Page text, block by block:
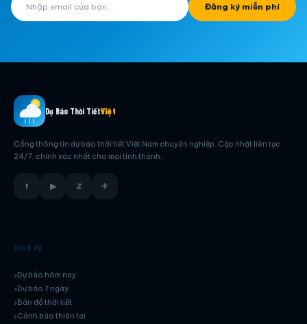
Đăng ký miễn phí
Dự Báo Thời TiếtViệt
Cổng thông tin dự báo thời tiết Việt Nam chuyên nghiệp. Cập nhật liên tục
24/7, chính xác nhất cho mọi tỉnh thành.
f ▶ Z ✈
DỊCH VỤ
Dự báo hôm nay
Dự báo 7 ngày
Bản đồ thời tiết
Cảnh báo thiên tai